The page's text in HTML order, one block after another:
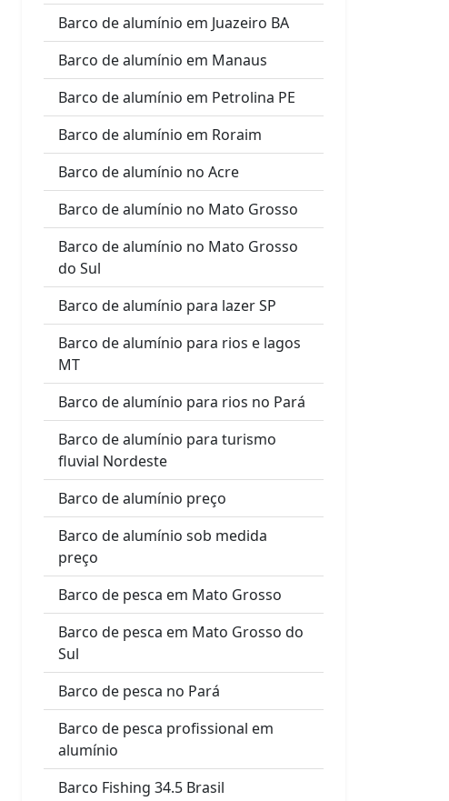
Barco de alumínio em Juazeiro BA
Barco de alumínio em Manaus
Barco de alumínio em Petrolina PE
Barco de alumínio em Roraim
Barco de alumínio no Acre
Barco de alumínio no Mato Grosso
Barco de alumínio no Mato Grosso
do Sul
Barco de alumínio para lazer SP
Barco de alumínio para rios e lagos
MT
Barco de alumínio para rios no Pará
Barco de alumínio para turismo
fluvial Nordeste
Barco de alumínio preço
Barco de alumínio sob medida
preço
Barco de pesca em Mato Grosso
Barco de pesca em Mato Grosso do
Sul
Barco de pesca no Pará
Barco de pesca profissional em
alumínio
Barco Fishing 34.5 Brasil